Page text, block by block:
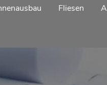
Fliesen